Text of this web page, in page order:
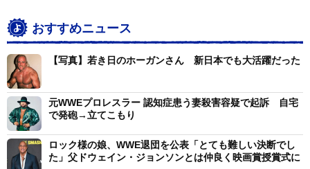
おすすめニュース
【写真】若き日のホーガンさん 新日本でも大活躍だった
元WWEプロレスラー 認知症患う妻殺害容疑で起訴 自宅
で発砲→立てこもり
ロック様の娘、WWE退団を公表「とても難しい決断でし
た」父ドウェイン・ジョンソンとは仲良く映画賞授賞式に